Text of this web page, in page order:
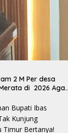
2 M Per desa
di 2026 Agar